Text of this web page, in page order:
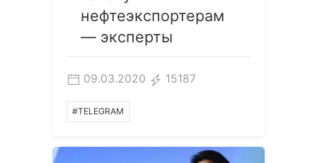
нефтеэкспортерам
— эксперты
09.03.2020 15187
#TELEGRAM